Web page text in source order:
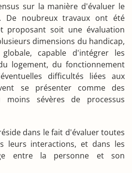
sur la manière d'évaluer le
De noubreux travaux ont été
proposant soit une évaluation
dimensions du handicap,
capable d'intégrer les
logement, du fonctionnement
difficultés liées aux
se présenter comme des
sévères de processus
dans le fait d'évaluer toutes
leurs interactions, et dans les
entre la personne et son